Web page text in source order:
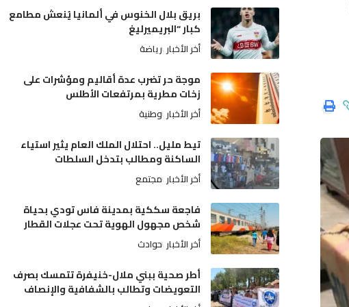
بريق بلال الخنوس في ألمانيا يُنعش مطامع
كبار “البريميرليغ
أخر الأخبار رياضة
موجة حر تضرب عدة أقاليم ومؤشرات على
زخات مطرية بمرتفعات الأطلس
أخر الأخبار وطنية
تيط مليل.. احتلال الملك العام يثير استياء
الساكنة ومطالب بتدخل السلطات
أخر الأخبار مجتمع
فاجعة سككية بمدينة فاس تودي بحياة
شخص مجهول الهوية تحت عجلات القطار
أخر الأخبار حوادث
أطر صحية ببني ملال-خنيفرة تتمسك بصرف
التعويضات وتطالب بالشفافية والإنصاف